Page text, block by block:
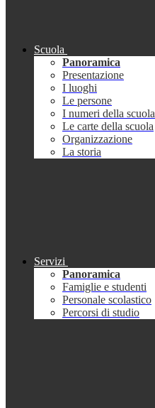
Scuola
Panoramica
Presentazione
I luoghi
Le persone
I numeri della scuola
Le carte della scuola
Organizzazione
La storia
Servizi
Panoramica
Famiglie e studenti
Personale scolastico
Percorsi di studio